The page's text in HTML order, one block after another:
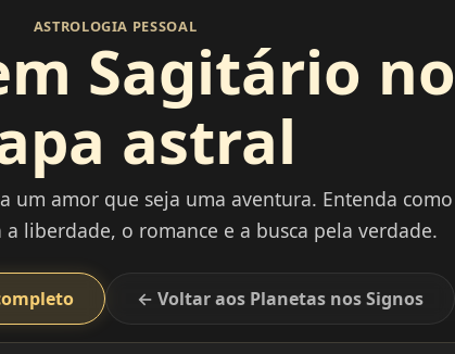
ASTROLOGIA PESSOAL
Sagitário no
astral
um amor que seja uma aventura. Entenda como
liberdade, o romance e a busca pela verdade.
← Voltar aos Planetas nos Signos